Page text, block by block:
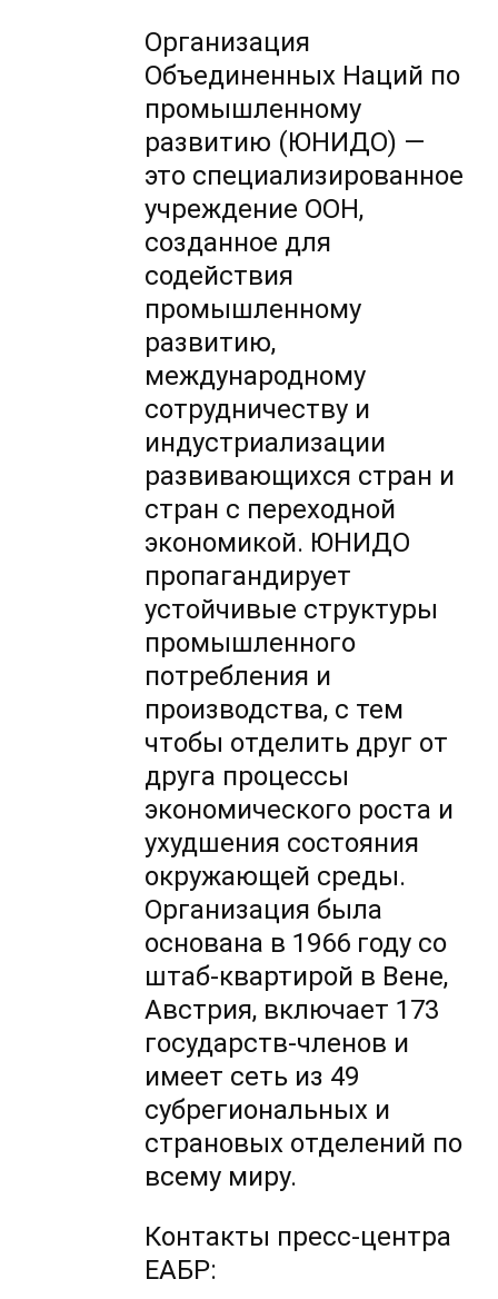
Организация
Объединенных Наций по
промышленному
развитию (ЮНИДО) —
это специализированное
учреждение ООН,
созданное для
содействия
промышленному
развитию,
международному
сотрудничеству и
индустриализации
развивающихся стран и
стран с переходной
экономикой. ЮНИДО
пропагандирует
устойчивые структуры
промышленного
потребления и
производства, с тем
чтобы отделить друг от
друга процессы
экономического роста и
ухудшения состояния
окружающей среды.
Организация была
основана в 1966 году со
штаб-квартирой в Вене,
Австрия, включает 173
государств-членов и
имеет сеть из 49
субрегиональных и
страновых отделений по
всему миру.
Контакты пресс-центра
ЕАБР: